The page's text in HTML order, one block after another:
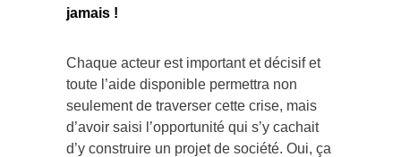
jamais !
Chaque acteur est important et décisif et
toute l’aide disponible permettra non
seulement de traverser cette crise, mais
d’avoir saisi l’opportunité qui s’y cachait
d’y construire un projet de société. Oui, ça